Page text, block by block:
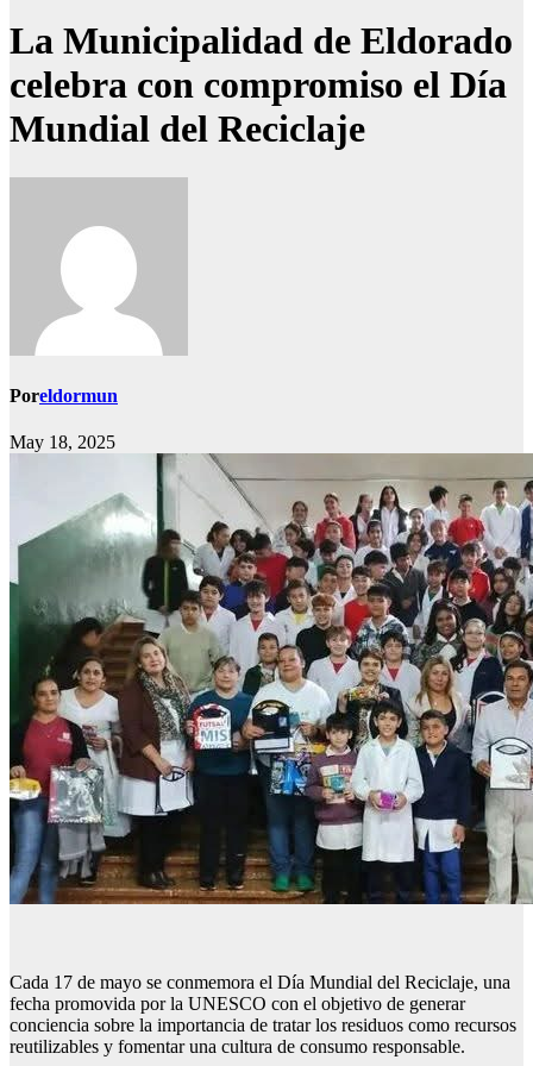
La Municipalidad de Eldorado
celebra con compromiso el Día
Mundial del Reciclaje
Poreldormun
May 18, 2025
Cada 17 de mayo se conmemora el Día Mundial del Reciclaje, una
fecha promovida por la UNESCO con el objetivo de generar
conciencia sobre la importancia de tratar los residuos como recursos
reutilizables y fomentar una cultura de consumo responsable.